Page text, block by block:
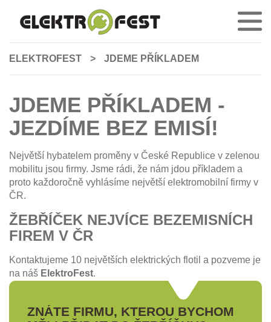
ELEKTROFEST > JDEME PŘÍKLADEM
JDEME PŘÍKLADEM -
JEZDÍME BEZ EMISÍ!
Největší hybatelem proměny v České Republice v zelenou
mobilitu jsou firmy. Jsme rádi, že nám jdou příkladem a
proto každoročně vyhlásíme největší elektromobilní firmy v
ČR.
ŽEBŘÍČEK NEJVÍCE BEZEMISNÍCH
FIREM V ČR
Kontaktujeme 10 největších elektrických flotil a pozveme je
na náš ElektroFest.
ZNÁTE FIRMU, KTEROU BYCHOM